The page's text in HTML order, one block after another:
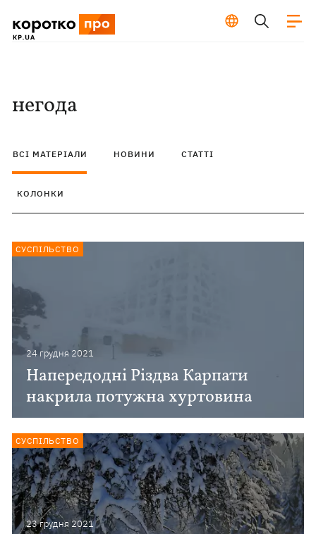
негода
ВСІ МАТЕРІАЛИ НОВИНИ СТАТТІ
КОЛОНКИ
24 грудня 2021
Напередодні Різдва Карпати
накрила потужна хуртовина
СУСПІЛЬСТВО
23 грудня 2021
СУСПІЛЬСТВО